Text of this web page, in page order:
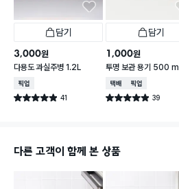
담기
3,000원
다용도 과실주병 1.2L
매장픽업
별점 4.9점 41
건 작성
담기
1,000원
투명 보관 용기 500 ml
택배배송매장픽업
별점 4.9점 39
건 작성
다른 고객이 함께 본 상품